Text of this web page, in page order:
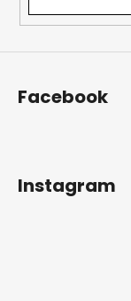
Facebook
Instagram